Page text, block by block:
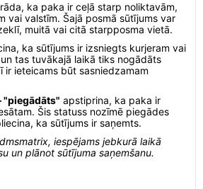
ka paka ir ceļā starp noliktavām,
vai valstīm. Šajā posmā sūtījums var
muitā vai citā starpposma vietā.
ka sūtījums ir izsniegts kurjeram vai
tas tuvākajā laikā tiks nogādāts
ir ieteicams būt sasniedzamam
"piegādāts" apstiprina, ka paka ir
Šis statuss nozīmē piegādes
ka sūtījums ir saņemts.
iespējams jebkurā laikā
un plānot sūtījuma saņemšanu.